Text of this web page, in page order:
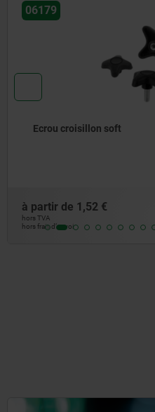
06209
Bouton étoile en
à partir de2,39 €
hors TVA
hors frais d’envoi